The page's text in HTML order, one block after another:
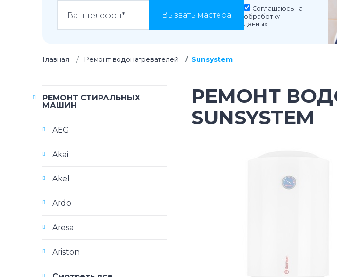
Вызвать мастера
Соглашаюсь на
обработку
данных
Главная Ремонт водонагревателей Sunsystem
РЕМОНТ
SUNSYSTEM
РЕМОНТ СТИРАЛЬНЫХ
МАШИН
AEG
Akai
Akel
Ardo
Aresa
Ariston